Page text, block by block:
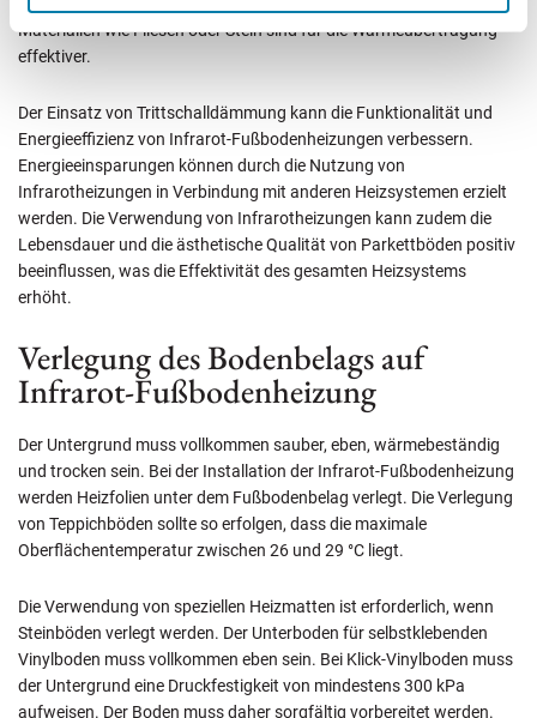
Materialien wie Fliesen oder Stein sind für die Wärmeübertragung
effektiver.
Der Einsatz von Trittschalldämmung kann die Funktionalität und
Energieeffizienz von Infrarot-Fußbodenheizungen verbessern.
Energieeinsparungen können durch die Nutzung von
Infrarotheizungen in Verbindung mit anderen Heizsystemen erzielt
werden. Die Verwendung von Infrarotheizungen kann zudem die
Lebensdauer und die ästhetische Qualität von Parkettböden positiv
beeinflussen, was die Effektivität des gesamten Heizsystems
erhöht.
Verlegung des Bodenbelags auf
Infrarot-Fußbodenheizung
Der Untergrund muss vollkommen sauber, eben, wärmebeständig
und trocken sein. Bei der Installation der Infrarot-Fußbodenheizung
werden Heizfolien unter dem Fußbodenbelag verlegt. Die Verlegung
von Teppichböden sollte so erfolgen, dass die maximale
Oberflächentemperatur zwischen 26 und 29 °C liegt.
Die Verwendung von speziellen Heizmatten ist erforderlich, wenn
Steinböden verlegt werden. Der Unterboden für selbstklebenden
Vinylboden muss vollkommen eben sein. Bei Klick-Vinylboden muss
der Untergrund eine Druckfestigkeit von mindestens 300 kPa
aufweisen. Der Boden muss daher sorgfältig vorbereitet werden.